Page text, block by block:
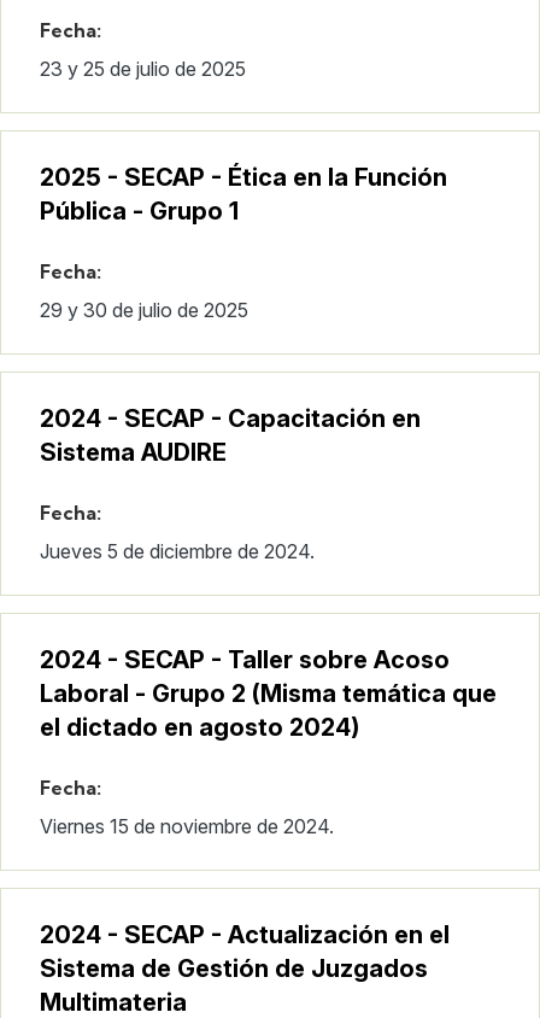
Fecha:
23 y 25 de julio de 2025
2025 - SECAP - Ética en la Función
Pública - Grupo 1
Fecha:
29 y 30 de julio de 2025
2024 - SECAP - Capacitación en
Sistema AUDIRE
Fecha:
Jueves 5 de diciembre de 2024.
2024 - SECAP - Taller sobre Acoso
Laboral - Grupo 2 (Misma temática que
el dictado en agosto 2024)
Fecha:
Viernes 15 de noviembre de 2024.
2024 - SECAP - Actualización en el
Sistema de Gestión de Juzgados
Multimateria